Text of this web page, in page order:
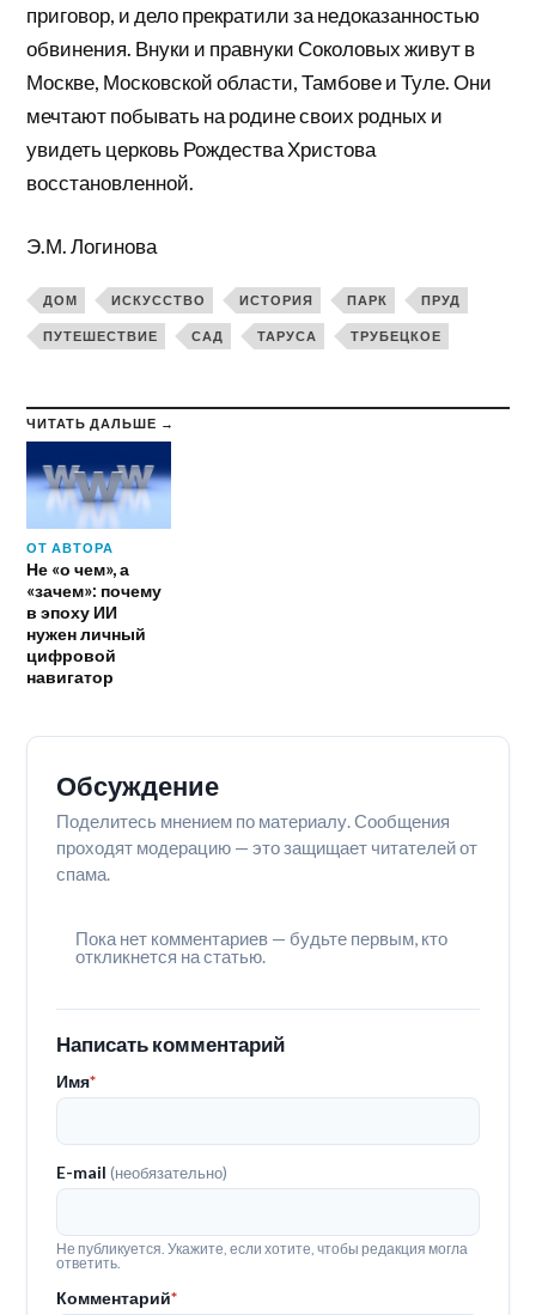
приговор, и дело прекратили за недоказанностью
обвинения. Внуки и правнуки Соколовых живут в
Москве, Московской области, Тамбове и Туле. Они
мечтают побывать на родине своих родных и
увидеть церковь Рождества Христова
восстановленной.
Э.М. Логинова
ДОМ ИСКУССТВО ИСТОРИЯ ПАРК ПРУД
ПУТЕШЕСТВИЕ САД ТАРУСА ТРУБЕЦКОЕ
ЧИТАТЬ ДАЛЬШЕ →
ОТ АВТОРА
Не «о чем», а
«зачем»: почему
в эпоху ИИ
нужен личный
цифровой
навигатор
Обсуждение
Поделитесь мнением по материалу. Сообщения
проходят модерацию — это защищает читателей от
спама.
Пока нет комментариев — будьте первым, кто
откликнется на статью.
Написать комментарий
Имя*
E-mail(необязательно)
Не публикуется. Укажите, если хотите, чтобы редакция могла
ответить.
Комментарий*